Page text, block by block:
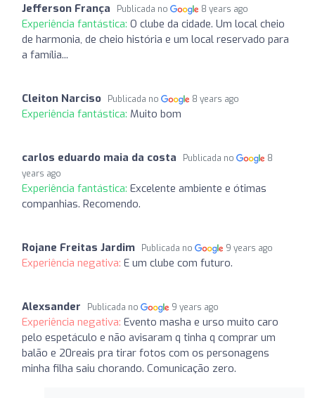
Jefferson França Publicada no 8 years ago
Experiência fantástica: O clube da cidade. Um local cheio
de harmonia, de cheio história e um local reservado para
a família...
Cleiton Narciso Publicada no 8 years ago
Experiência fantástica: Muito bom
carlos eduardo maia da costa Publicada no
8
years ago
Experiência fantástica: Excelente ambiente e ótimas
companhias. Recomendo.
Rojane Freitas Jardim Publicada no 9 years ago
Experiência negativa: E um clube com futuro.
Alexsander Publicada no 9 years ago
Experiência negativa: Evento masha e urso muito caro
pelo espetáculo e não avisaram q tinha q comprar um
balão e 20reais pra tirar fotos com os personagens
minha filha saiu chorando. Comunicação zero.